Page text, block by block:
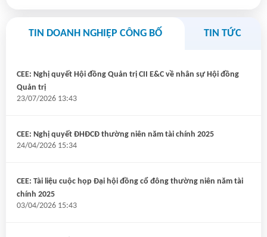
TIN DOANH NGHIỆP CÔNG BỐ TIN TỨC
CEE: Nghị quyết Hội đồng Quản trị CII E&C về nhân sự Hội đồng
Quản trị
23/07/2026 13:43
CEE: Nghị quyết ĐHĐCĐ thường niên năm tài chính 2025
24/04/2026 15:34
CEE: Tài liệu cuộc họp Đại hội đồng cổ đông thường niên năm tài
chính 2025
03/04/2026 15:43